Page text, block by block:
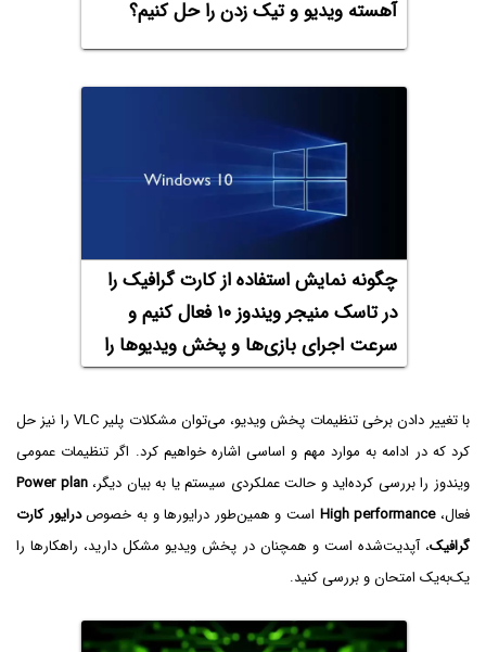
آهسته ویدیو و تیک زدن را حل کنیم؟
چگونه نمایش استفاده از کارت گرافیک را
در تاسک منیجر ویندوز ۱۰ فعال کنیم و
سرعت اجرای بازی‌ها و پخش ویدیوها را
افزایش دهیم؟
با تغییر دادن برخی تنظیمات پخش ویدیو، می‌توان مشکلات پلیر VLC را نیز حل
کرد که در ادامه به موارد مهم و اساسی اشاره خواهیم کرد. اگر تنظیمات عمومی
ویندوز را بررسی کرده‌اید و حالت عملکردی سیستم یا به بیان دیگر،Power plan‌
فعال،High performance است و همین‌طور درایورها و به خصوصدرایور کارت
گرافیک، آپدیت‌شده است و همچنان در پخش ویدیو مشکل دارید، راهکارها را
یک‌به‌یک امتحان و بررسی کنید.